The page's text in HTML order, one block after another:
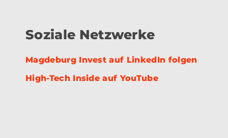
Soziale Netzwerke
Magdeburg Invest auf LinkedIn folgen
High-Tech Inside auf YouTube